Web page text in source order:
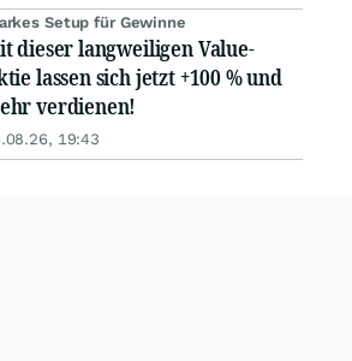
Setup für Gewinne
dieser langweiligen Value-
lassen sich jetzt +100 % und
verdienen!
19:43